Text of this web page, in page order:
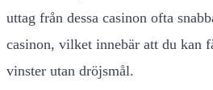
uttag från dessa casinon ofta
casinon, vilket innebär att du kan
vinster utan dröjsmål.